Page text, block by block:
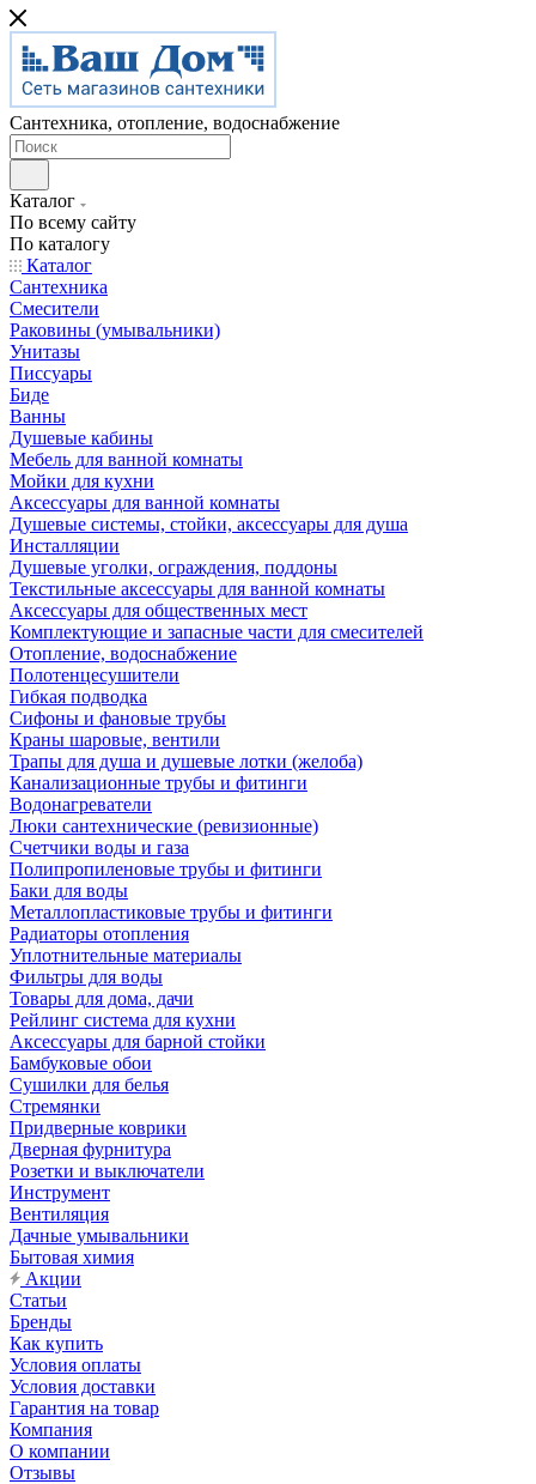
Сантехника, отопление, водоснабжение
Каталог
По всему сайту
По каталогу
Каталог
Сантехника
Смесители
Раковины (умывальники)
Унитазы
Писсуары
Биде
Ванны
Душевые кабины
Мебель для ванной комнаты
Мойки для кухни
Аксессуары для ванной комнаты
Душевые системы, стойки, аксессуары для душа
Инсталляции
Душевые уголки, ограждения, поддоны
Текстильные аксессуары для ванной комнаты
Аксессуары для общественных мест
Комплектующие и запасные части для смесителей
Отопление, водоснабжение
Полотенцесушители
Гибкая подводка
Сифоны и фановые трубы
Краны шаровые, вентили
Трапы для душа и душевые лотки (желоба)
Канализационные трубы и фитинги
Водонагреватели
Люки сантехнические (ревизионные)
Счетчики воды и газа
Полипропиленовые трубы и фитинги
Баки для воды
Металлопластиковые трубы и фитинги
Радиаторы отопления
Уплотнительные материалы
Фильтры для воды
Товары для дома, дачи
Рейлинг система для кухни
Аксессуары для барной стойки
Бамбуковые обои
Сушилки для белья
Стремянки
Придверные коврики
Дверная фурнитура
Розетки и выключатели
Инструмент
Вентиляция
Дачные умывальники
Бытовая химия
Акции
Статьи
Бренды
Как купить
Условия оплаты
Условия доставки
Гарантия на товар
Компания
О компании
Отзывы